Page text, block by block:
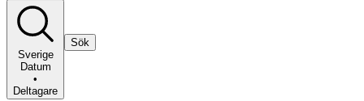
Sverige
Datum
•
Deltagare
Sök